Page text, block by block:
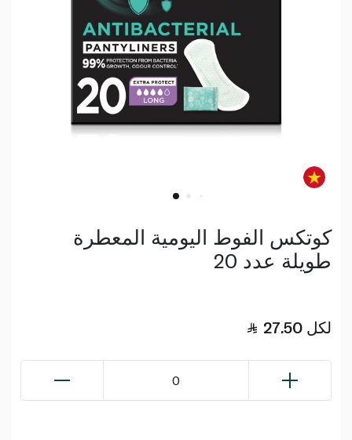
كوتكس الفوط اليومية المعطرة
طويلة عدد 20
27.50 لكل
0